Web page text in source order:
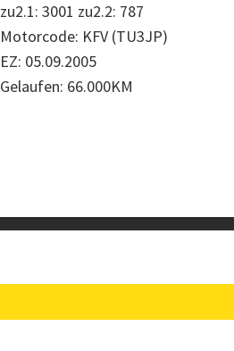
zu2.1: 3001 zu2.2: 787
Motorcode: KFV (TU3JP)
EZ: 05.09.2005
Gelaufen: 66.000KM